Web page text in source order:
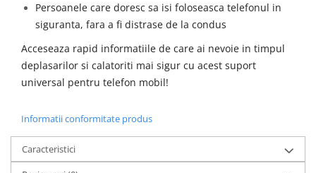
Persoanele care doresc sa isi foloseasca telefonul in
siguranta, fara a fi distrase de la condus
Acceseaza rapid informatiile de care ai nevoie in timpul
deplasarilor si calatoriti mai sigur cu acest suport
universal pentru telefon mobil!
Informatii conformitate produs
Caracteristici